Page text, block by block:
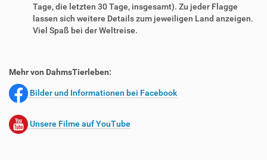
Tage, die letzten 30 Tage, insgesamt). Zu jeder Flagge
lassen sich weitere Details zum jeweiligen Land anzeigen.
Viel Spaß bei der Weltreise.
Mehr von DahmsTierleben:
Bilder und Informationen bei Facebook
Unsere Filme auf YouTube